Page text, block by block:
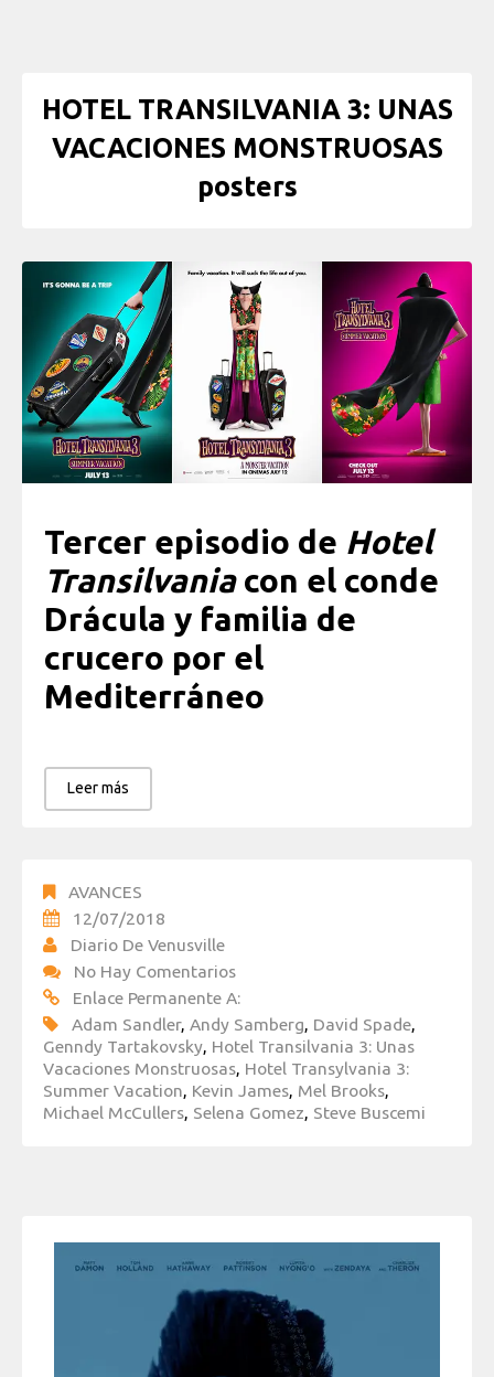
HOTEL TRANSILVANIA 3: UNAS
VACACIONES MONSTRUOSAS
posters
Tercer episodio de Hotel
Transilvaniacon el conde
Drácula y familia de
crucero por el
Mediterráneo
Leer más
AVANCES
12/07/2018
Diario De Venusville
No Hay Comentarios
Enlace Permanente A:
Adam Sandler, Andy Samberg, David Spade,
Genndy Tartakovsky, Hotel Transilvania 3: Unas
Vacaciones Monstruosas, Hotel Transylvania 3:
Summer Vacation, Kevin James, Mel Brooks,
Michael McCullers, Selena Gomez, Steve Buscemi